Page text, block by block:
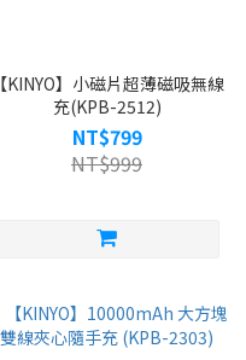
【KINYO】小磁片超薄磁吸無線
充(KPB-2512)
NT$799
NT$999